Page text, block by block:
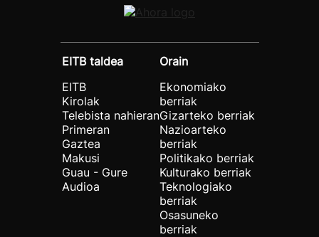
EITB taldea
EITB
Kirolak
Telebista nahieran
Primeran
Gaztea
Makusi
Guau - Gure
Audioa
Orain
Ekonomiako
berriak
Gizarteko berriak
Nazioarteko
berriak
Politikako berriak
Kulturako berriak
Teknologiako
berriak
Osasuneko
berriak